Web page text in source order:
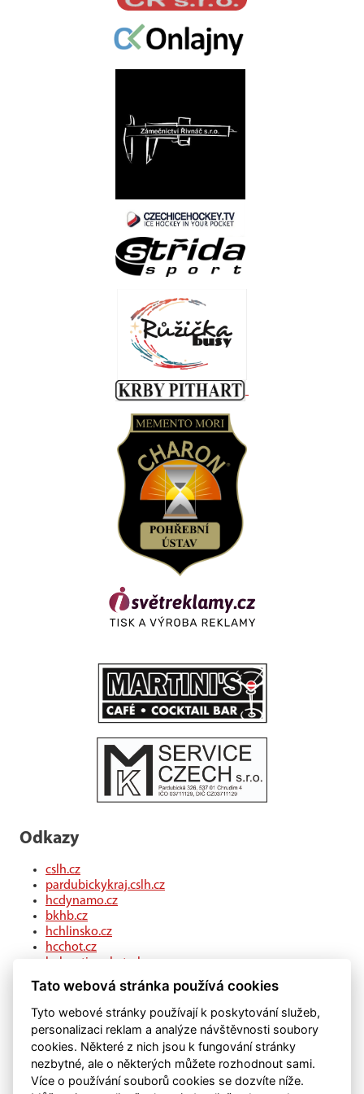
Odkazy
cslh.cz
pardubickykraj.cslh.cz
hcdynamo.cz
bkhb.cz
hchlinsko.cz
hcchot.cz
kohouti-ceskatrebova.cz
hcledec.cz
hclitomysl.cz
hcskutec.cz
hcslovan.com
hcchocen.cz
hcpolicka.com
hcsvetlans.cz
eSports.cz
Tato webová stránka používá cookies
Tyto webové stránky používají k poskytování služeb,
personalizaci reklam a analýze návštěvnosti soubory
cookies. Některé z nich jsou k fungování stránky
nezbytné, ale o některých můžete rozhodnout sami.
Více o používání souborů cookies se dozvíte níže.